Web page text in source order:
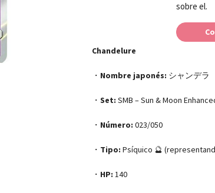
sobre el.
Chandelure
・ Nombre japonés: シャンデラ
・ Set: SMB – Sun & Moon
・ Número: 023/050
・ Tipo: Psíquico 🔮
・ HP: 140